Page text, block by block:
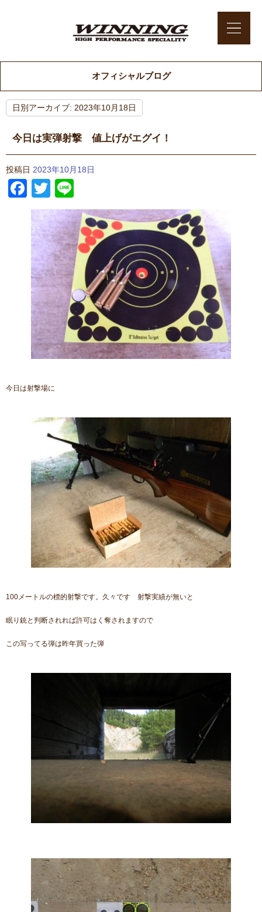
オフィシャルブログ
日別アーカイブ: 2023年10月18日
今日は実弾射撃 値上げがエグイ！
投稿日 2023年10月18日
Facebook
Twitter
今日は射撃場に
100メートルの標的射撃です。久々です 射撃実績が無いと
眠り銃と判断されれば許可はく奪されますので
この写ってる弾は昨年買った弾